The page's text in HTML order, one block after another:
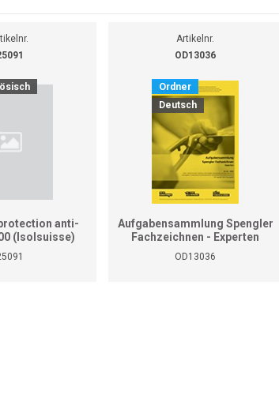
anti-
(Isolsuisse)
Artikelnr.
OD13036
Ordner
Deutsch
Aufgabensammlung Spengler
Fachzeichnen - Experten
OD13036